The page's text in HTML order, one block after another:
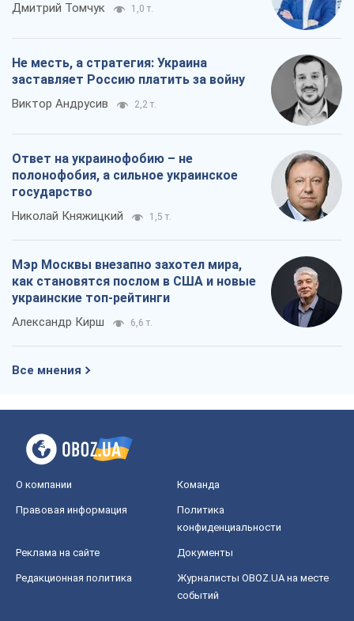
Дмитрий Томчук 1,0 т.
Не месть, а стратегия: Украина
заставляет Россию платить за войну
Виктор Андрусив 2,2 т.
Ответ на украинофобию – не
полонофобия, а сильное украинское
государство
Николай Княжицкий 1,5 т.
Мэр Москвы внезапно захотел мира,
как становятся послом в США и новые
украинские топ-рейтинги
Александр Кирш 6,6 т.
Все мнения
О компании Команда
Правовая информация
Политика
конфиденциальности
Реклама на сайте Документы
Редакционная политика
Журналисты OBOZ.UA на месте
событий